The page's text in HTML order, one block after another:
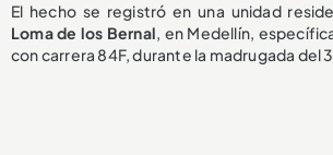
El hecho se registró en una unidad
Loma de los Bernal, en Medellín,
con carrera 84F, durante la madrugada del